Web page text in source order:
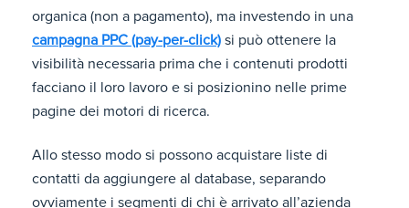
organica (non a pagamento), ma investendo in una
campagna PPC (pay-per-click) si può ottenere la
visibilità necessaria prima che i contenuti prodotti
facciano il loro lavoro e si posizionino nelle prime
pagine dei motori di ricerca.
Allo stesso modo si possono acquistare liste di
contatti da aggiungere al database, separando
ovviamente i segmenti di chi è arrivato all’azienda